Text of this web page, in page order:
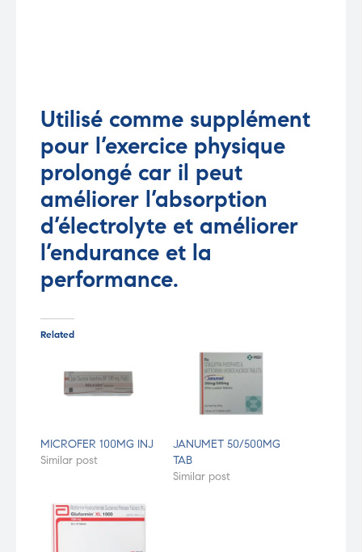
Utilisé comme supplément
pour l’exercice physique
prolongé car il peut
améliorer l’absorption
d’électrolyte et améliorer
l’endurance et la
performance.
Related
MICROFER 100MG INJ
Similar post
JANUMET 50/500MG
TAB
Similar post